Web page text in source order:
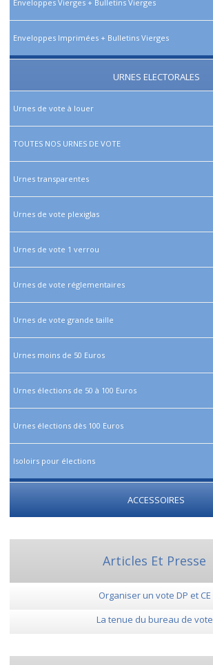
Enveloppes Vierges + Bulletins Vierges
Enveloppes Imprimées + Bulletins Vierges
URNES ELECTORALES
Urnes de vote à louer
TOUTES NOS URNES DE VOTE
Urnes transparentes
Urnes de vote plexiglas
Urnes de vote 1 verrou
Urnes de vote réglementaires
Urnes de vote grande taille
Urnes moins de 50 Euros
Urnes élections de 50 à 100 Euros
Urnes élections dès 100 Euros
Isoloirs pour élections
ACCESSOIRES
Articles Et Presse
Organiser un vote DP et CE
La tenue du bureau de vote